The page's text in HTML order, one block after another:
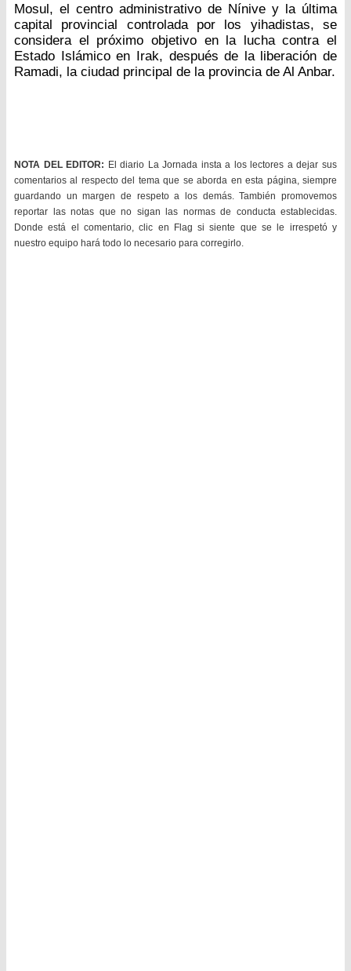
Mosul, el centro administrativo de Nínive y la última
capital provincial controlada por los yihadistas, se
considera el próximo objetivo en la lucha contra el
Estado Islámico en Irak, después de la liberación de
Ramadi, la ciudad principal de la provincia de Al Anbar.
NOTA DEL EDITOR: El diario La Jornada insta a los lectores a dejar sus
comentarios al respecto del tema que se aborda en esta página, siempre
guardando un margen de respeto a los demás. También promovemos
reportar las notas que no sigan las normas de conducta establecidas.
Donde está el comentario, clic en Flag si siente que se le irrespetó y
nuestro equipo hará todo lo necesario para corregirlo.